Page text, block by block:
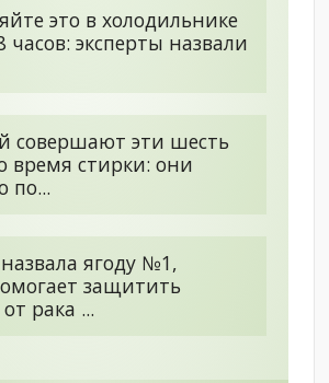
это в холодильнике
эксперты назвали
совершают эти шесть
время стирки: они
по...
ягоду №1,
защитить
рака ...